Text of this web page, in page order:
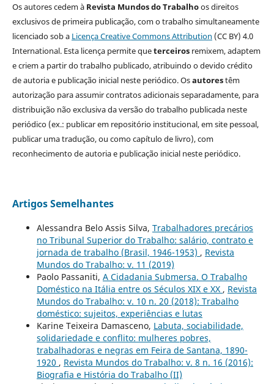
Os autores cedem à Revista Mundos do Trabalhoos direitos
exclusivos de primeira publicação, com o trabalho simultaneamente
licenciado sob a Licença Creative Commons Attribution (CC BY) 4.0
International. Esta licença permite queterceirosremixem, adaptem
e criem a partir do trabalho publicado, atribuindo o devido crédito
de autoria e publicação inicial neste periódico. Osautorestêm
autorização para assumir contratos adicionais separadamente, para
distribuição não exclusiva da versão do trabalho publicada neste
periódico (ex.: publicar em repositório institucional, em site pessoal,
publicar uma tradução, ou como capítulo de livro), com
reconhecimento de autoria e publicação inicial neste periódico.
Artigos Semelhantes
Alessandra Belo Assis Silva, Trabalhadores precários
no Tribunal Superior do Trabalho: salário, contrato e
jornada de trabalho (Brasil, 1946-1953) , Revista
Mundos do Trabalho: v. 11 (2019)
Paolo Passaniti, A Cidadania Submersa. O Trabalho
Doméstico na Itália entre os Séculos XIX e XX , Revista
Mundos do Trabalho: v. 10 n. 20 (2018): Trabalho
doméstico: sujeitos, experiências e lutas
Karine Teixeira Damasceno, Labuta, sociabilidade,
solidariedade e conflito: mulheres pobres,
trabalhadoras e negras em Feira de Santana, 1890-
1920 , Revista Mundos do Trabalho: v. 8 n. 16 (2016):
Biografia e História do Trabalho (II)